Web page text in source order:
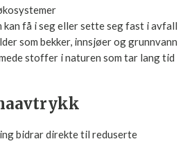
kan få i seg eller sette seg fast i
som bekker, innsjøer og
stoffer i naturen som tar lang
bidrar direkte til reduserte